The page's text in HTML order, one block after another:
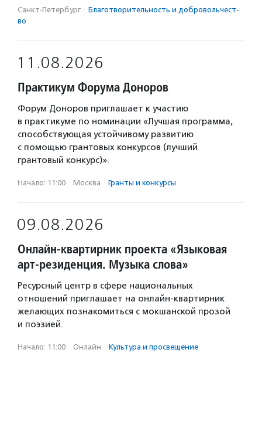
Санкт-Петербург · Благотвори­тель­ность и доброволь­чест­
во
11.08.2026
Практикум Форума Доноров
Форум Доноров приглашает к участию
в практикуме по номинации «Лучшая программа,
способствующая устойчивому развитию
с помощью грантовых конкурсов (лучший
грантовый конкурс)».
Начало: 11:00 · Москва · Гранты и конкурсы
09.08.2026
Онлайн-квартирник проекта «Языковая
арт-резиденция. Музыка слова»
Ресурсный центр в сфере национальных
отношений приглашает на онлайн-квартирник
желающих познакомиться с мокшанской прозой
и поэзией.
Начало: 11:00 · Онлайн · Культура и просвещение